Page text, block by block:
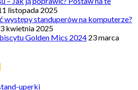
listopada 2025
występy standuperów na komputerze?
kwietnia 2025
Golden Mics 2024 23 marca